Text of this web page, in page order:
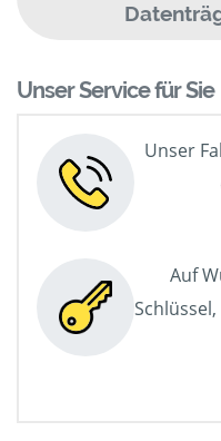
Unser Service für Sie
Unser
Auf